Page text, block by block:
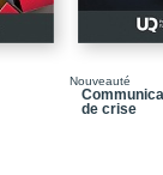
Bibliographie
Dans la meme
Nouveauté
de crise